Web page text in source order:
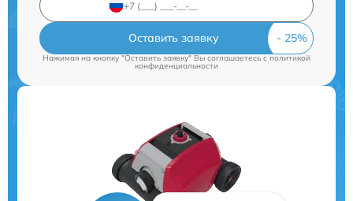
Оставить заявку
Нажимая на кнопку "Оставить заявку" Вы соглашаетесь c политикой
конфиденциальности